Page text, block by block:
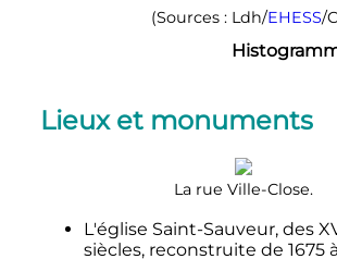
(Sources : Ldh/EHESS/
Lieux et monuments
La rue Ville-Close.
L'église Saint-Sauveur, des
siècles, reconstruite de 1675